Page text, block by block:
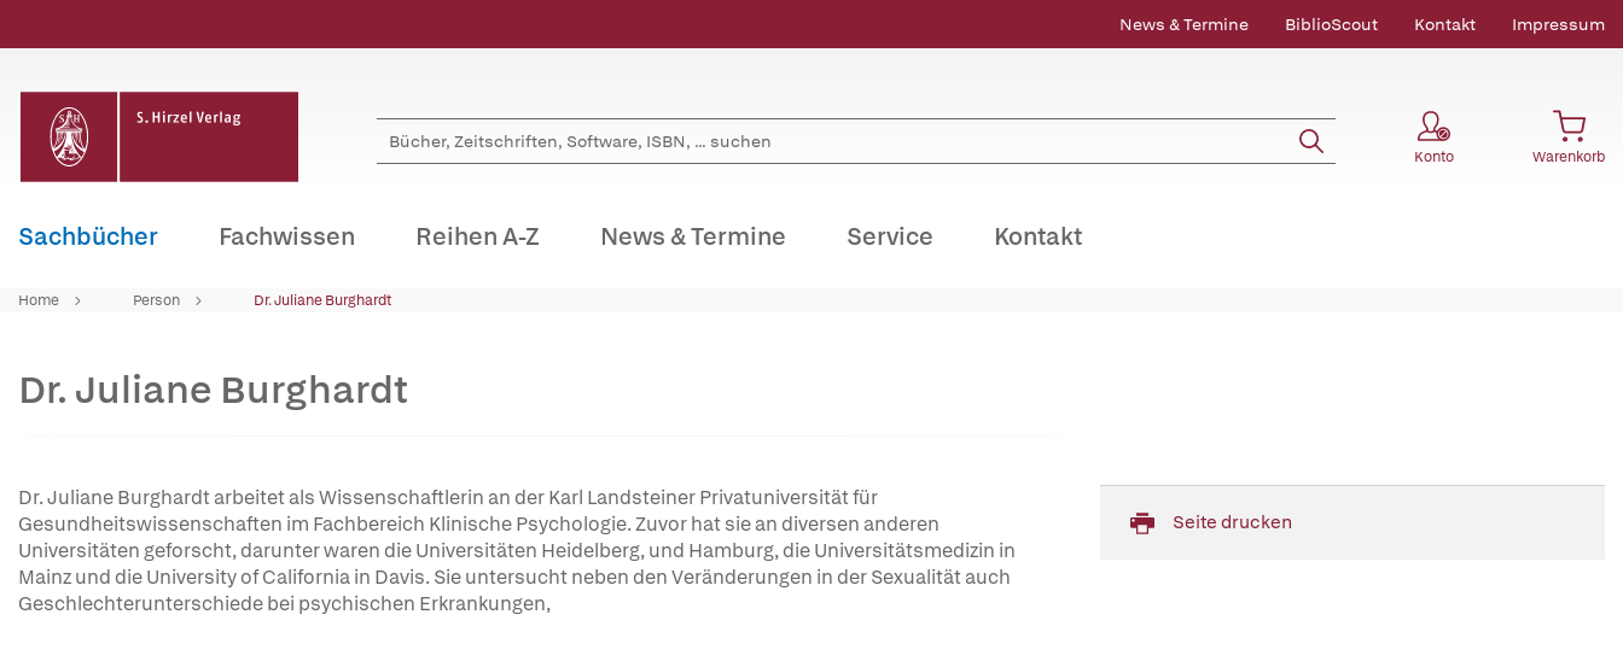
News & Termine BiblioScout Kontakt Impressum
Konto Warenkorb
Sachbücher Fachwissen Reihen A-Z News & Termine Service Kontakt
Home Person Dr. Juliane Burghardt
Dr. Juliane Burghardt
Dr. Juliane Burghardt arbeitet als Wissenschaftlerin an der Karl Landsteiner Privatuniversität für
Gesundheitswissenschaften im Fachbereich Klinische Psychologie. Zuvor hat sie an diversen anderen
Universitäten geforscht, darunter waren die Universitäten Heidelberg, und Hamburg, die Universitätsmedizin in
Mainz und die University of California in Davis. Sie untersucht neben den Veränderungen in der Sexualität auch
Geschlechterunterschiede bei psychischen Erkrankungen,
Seite drucken